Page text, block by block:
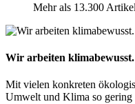
Mehr als 13.300 Artikel
Wir arbeiten klimabewusst.
Mit vielen konkreten
Umwelt und Klima so gering